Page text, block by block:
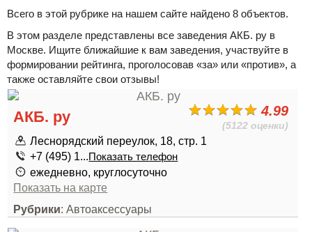
Всего в этой рубрике на нашем сайте найдено 8 объектов.
В этом разделе представлены все заведения АКБ. ру в
Москве. Ищите ближайшие к вам заведения, участвуйте в
формировании рейтинга, проголосовав «за» или «против», а
также оставляйте свои отзывы!
4.99
(5122 оценки)
АКБ. ру
Леснорядский переулок, 18, стр. 1
+7 (495) 1...Показать телефон
ежедневно, круглосуточно
Показать на карте
Рубрики: Автоаксессуары